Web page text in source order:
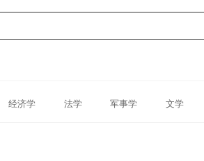
经济学 法学 军事学 文学